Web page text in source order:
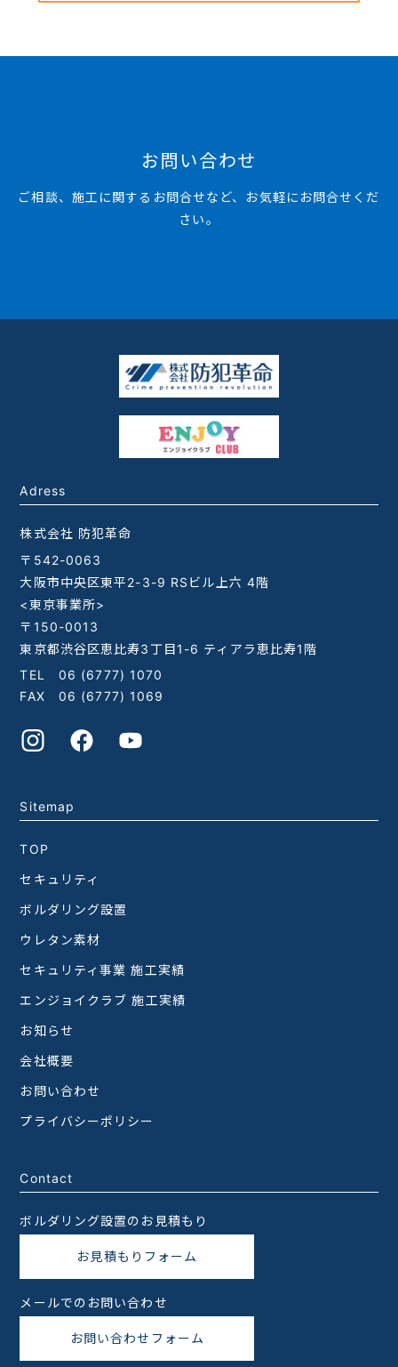
お問い合わせ
ご相談、施工に関するお問合せなど、お気軽にお問合せくだ
さい。
Adress
株式会社 防犯革命
〒542-0063
大阪市中央区東平2-3-9 RSビル上六 4階
<東京事業所>
〒150-0013
東京都渋谷区恵比寿3丁目1-6 ティアラ恵比寿1階
TEL 06 (6777) 1070
FAX 06 (6777) 1069
Sitemap
TOP
セキュリティ
ボルダリング設置
ウレタン素材
セキュリティ事業 施工実績
エンジョイクラブ 施工実績
お知らせ
会社概要
お問い合わせ
プライバシーポリシー
Contact
ボルダリング設置のお見積もり
お見積もりフォーム
メールでのお問い合わせ
お問い合わせフォーム